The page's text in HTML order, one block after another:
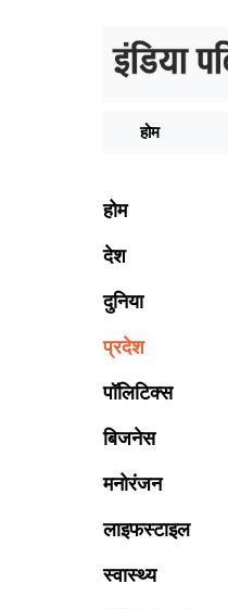
होम
होम
देश
दुनिया
प्रदेश
पॉलिटिक्स
बिजनेस
मनोरंजन
लाइफस्टाइल
स्वास्थ्य